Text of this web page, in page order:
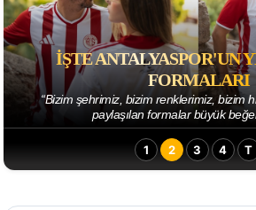
İŞTE ANTALYASPOR'UN
FORMALARI
“Bizim şehrimiz, bizim renklerimiz, bizim
paylaşılan formalar büyük
1 2 3 4 T